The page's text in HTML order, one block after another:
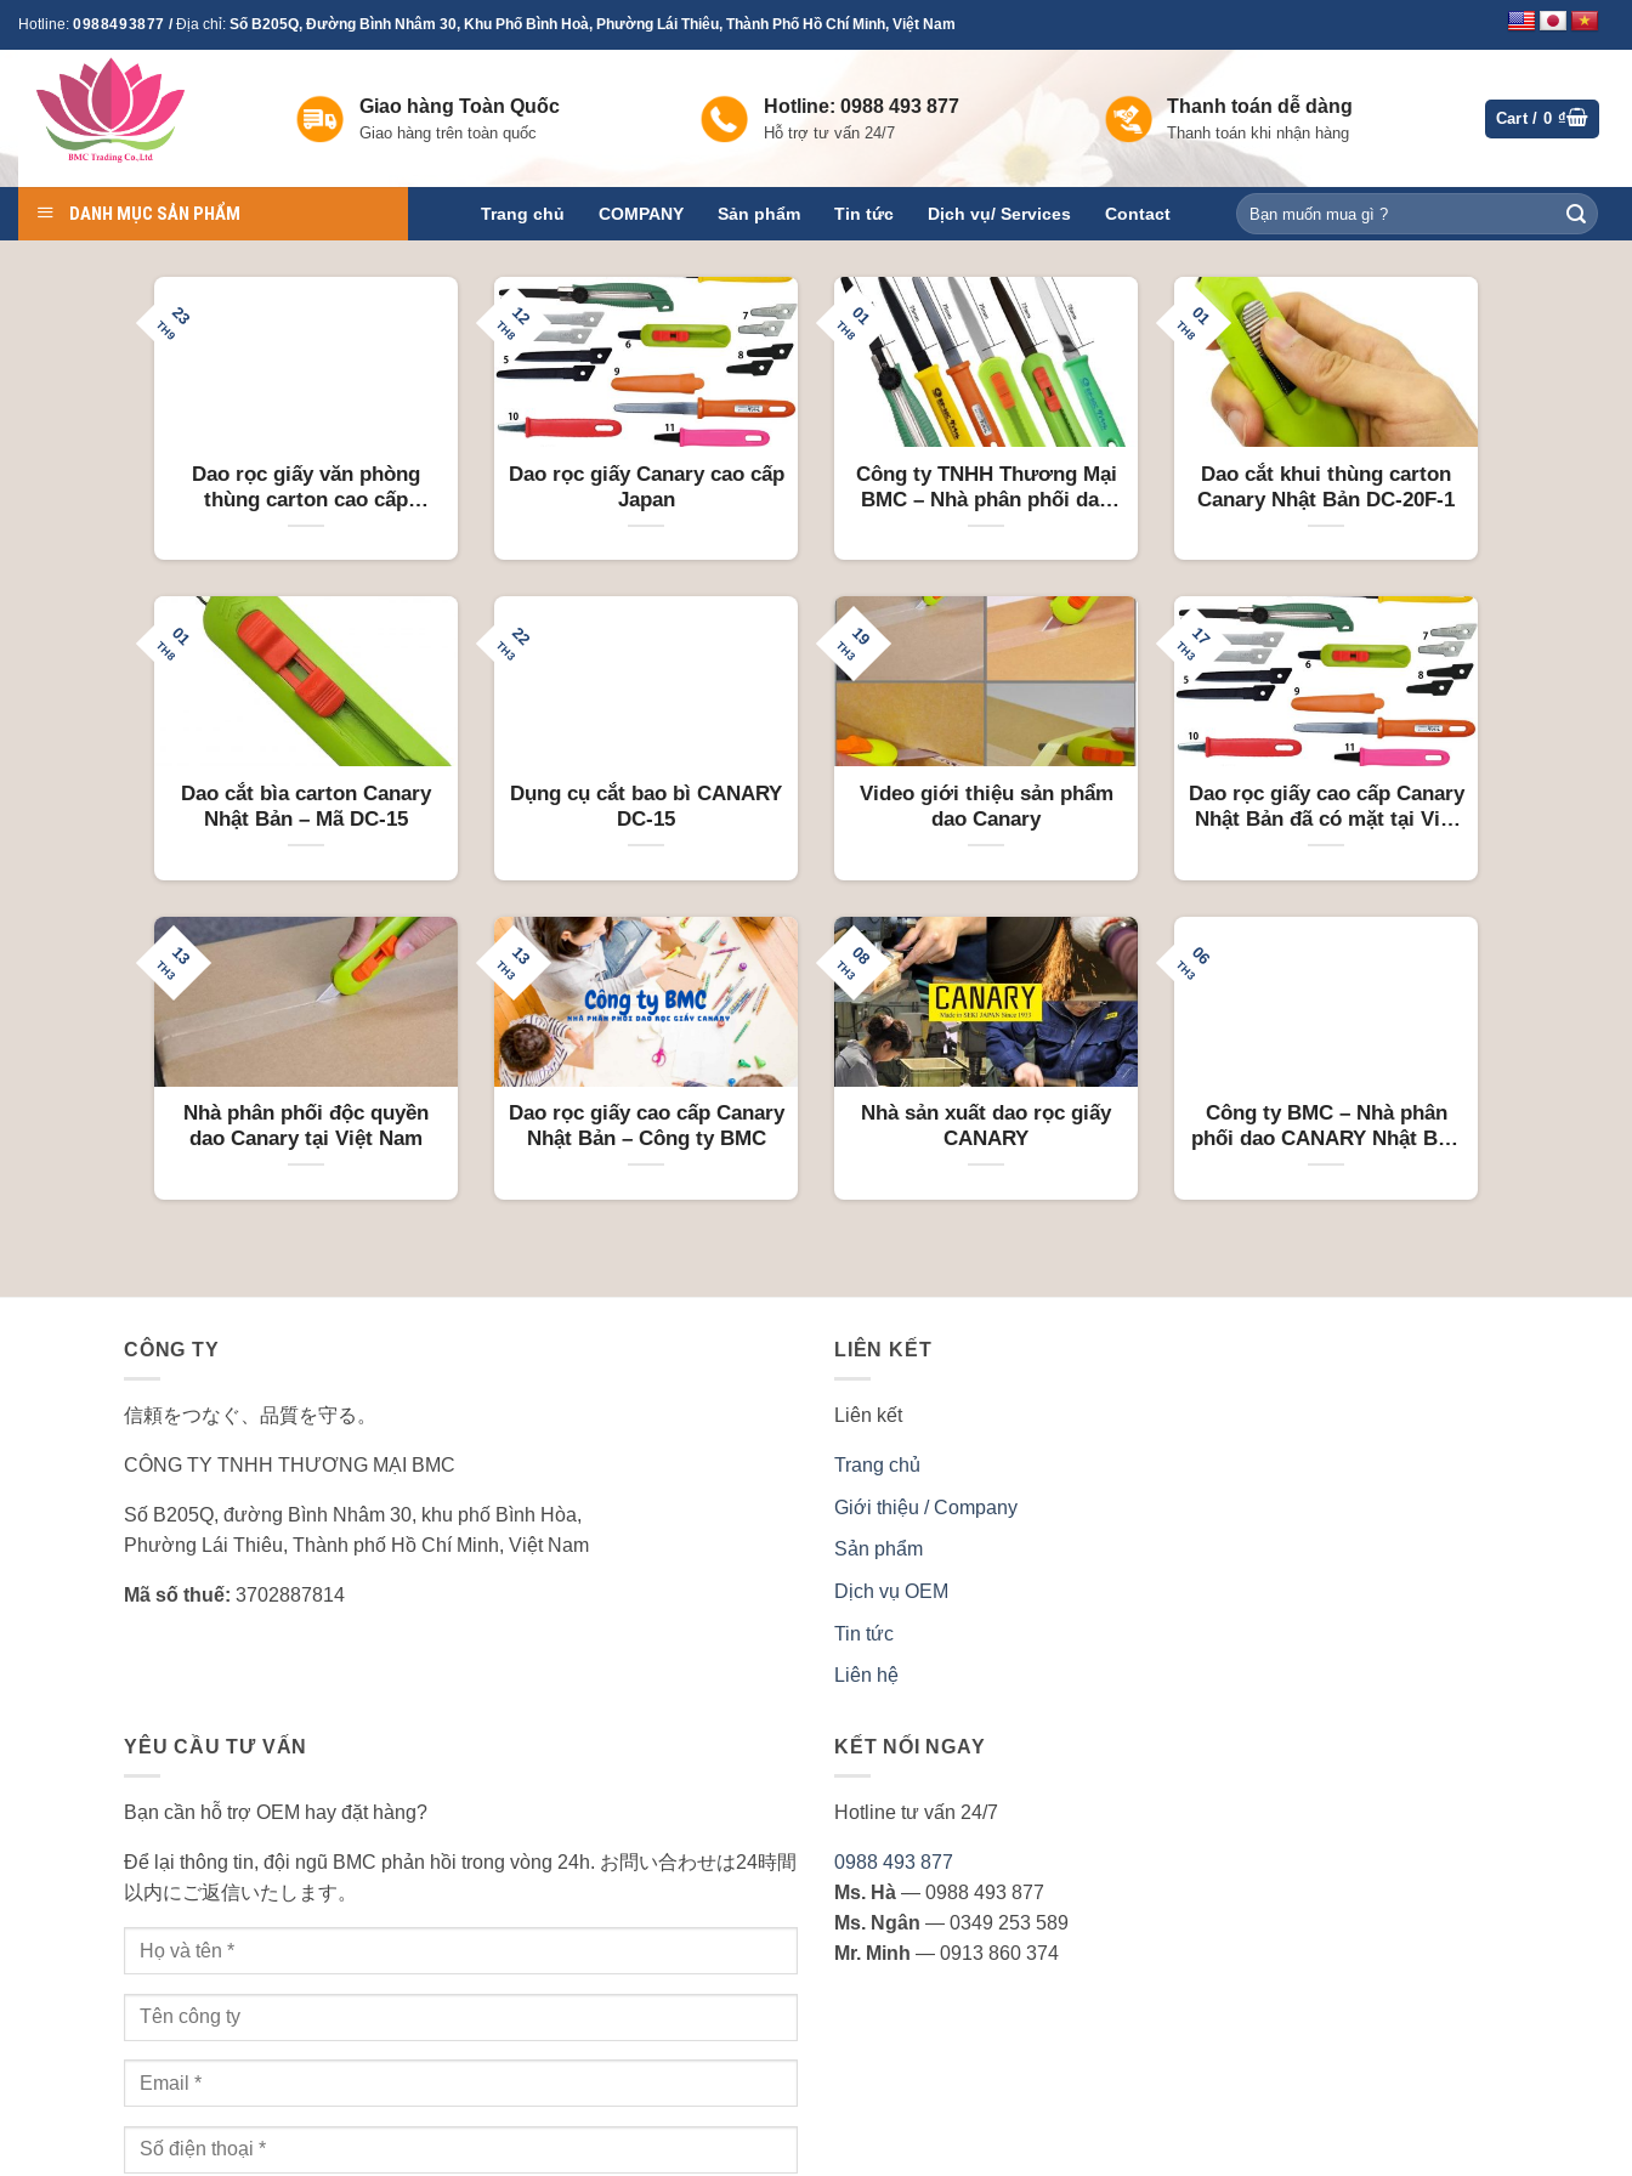
Skip
content
Hotline: 0988493877 /Địa chỉ: Số B205Q, Đường Bình Nhâm 30, Khu Phố Bình Hoà, Phường Lái Thiêu, Thành Phố Hồ Chí Minh, Việt Nam
Giao hàng Toàn Quốc
Giao hàng trên toàn quốc
Hotline: 0988 493 877
Hỗ trợ tư vấn 24/7
Thanh toán dễ dàng
Thanh toán khi nhận hàng
Cart /0₫
DANH MỤC SẢN PHẨM Trang chủ COMPANY Sản phẩm Tin tức Dịch vụ/ Services Contact
Search
for:
Dao rọc giấy văn phòng
thùng carton cao cấp
CANARY JAPAN
23
TH9
Dao rọc giấy Canary cao cấp
Japan
12
TH8
Công ty TNHH Thương Mại
BMC – Nhà phân phối dao
rọc giấy Canary Nhật Bản.
01
TH8
Dao cắt khui thùng carton
Canary Nhật Bản DC-20F-1
01
TH8
Dao cắt bìa carton Canary
Nhật Bản – Mã DC-15
01
TH8
Dụng cụ cắt bao bì CANARY
DC-15
22
TH3
Video giới thiệu sản phẩm
dao Canary
19
TH3
Dao rọc giấy cao cấp Canary
Nhật Bản đã có mặt tại Việt
Nam
17
TH3
Nhà phân phối độc quyền
dao Canary tại Việt Nam
13
TH3
Dao rọc giấy cao cấp Canary
Nhật Bản – Công ty BMC
13
TH3
Nhà sản xuất dao rọc giấy
CANARY
08
TH3
Công ty BMC – Nhà phân
phối dao CANARY Nhật Bản
độc quyền tại Việt Nam
06
TH3
CÔNG TY
信頼をつなぐ、品質を守る。
CÔNG TY TNHH THƯƠNG MẠI BMC
Số B205Q, đường Bình Nhâm 30, khu phố Bình Hòa,
Phường Lái Thiêu, Thành phố Hồ Chí Minh, Việt Nam
Mã số thuế: 3702887814
LIÊN KẾT
Liên kết
Trang chủ
Giới thiệu / Company
Sản phẩm
Dịch vụ OEM
Tin tức
Liên hệ
YÊU CẦU TƯ VẤN
Bạn cần hỗ trợ OEM hay đặt hàng?
Để lại thông tin, đội ngũ BMC phản hồi trong vòng 24h. お問い合わせは24時間
以内にご返信いたします。
KẾT NỐI NGAY
Hotline tư vấn 24/7
0988 493 877
Ms. Hà — 0988 493 877
Ms. Ngân — 0349 253 589
Mr. Minh — 0913 860 374